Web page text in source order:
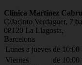
Address:
Clínica Martínez
C/Jacinto Verdaguer, 7
08120 La Llagosta,
Barcelona
Business
hours:
Lunes a jueves de 10:00
Viernes
de 10:00